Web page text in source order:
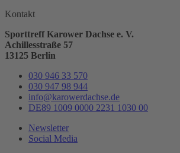
Kontakt
Sporttreff Karower Dachse e. V.
Achillesstraße 57
13125 Berlin
030 946 33 570
030 947 98 944
info@karowerdachse.de
DE89 1009 0000 2231 1030 00
Newsletter
Social Media